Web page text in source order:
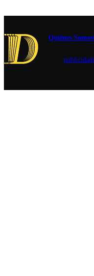
empresa de
Todos
Reciclamos.
Quiénes Somos
publicidad